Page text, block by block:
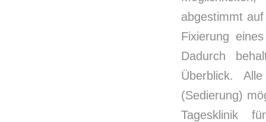
abgestimmt
Fixierung
Dadurch
Überblick.
(Sedierung)
Tagesklinik